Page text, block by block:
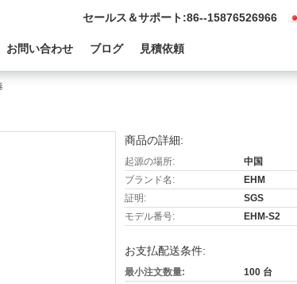
セールス＆サポート:86--15876526966
お問い合わせ ブログ 見積依頼
商品の詳細:
起源の場所:
中国
ブランド名:
EHM
証明:
SGS
モデル番号:
EHM-S2
お支払配送条件:
最小注文数量: 100 台